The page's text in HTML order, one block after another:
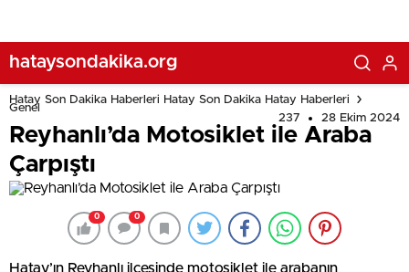
hataysondakika.org
Hatay Son Dakika Haberleri Hatay Son Dakika Hatay Haberleri
Genel
237
28 Ekim 2024
Reyhanlı’da Motosiklet ile Araba
Çarpıştı
0 0
Hatay’ın Reyhanlı ilçesinde motosiklet ile arabanın